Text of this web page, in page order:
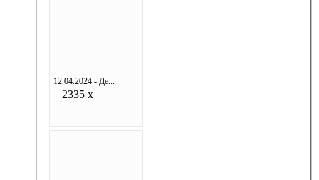
12.04.2024 - Де...
2335 x